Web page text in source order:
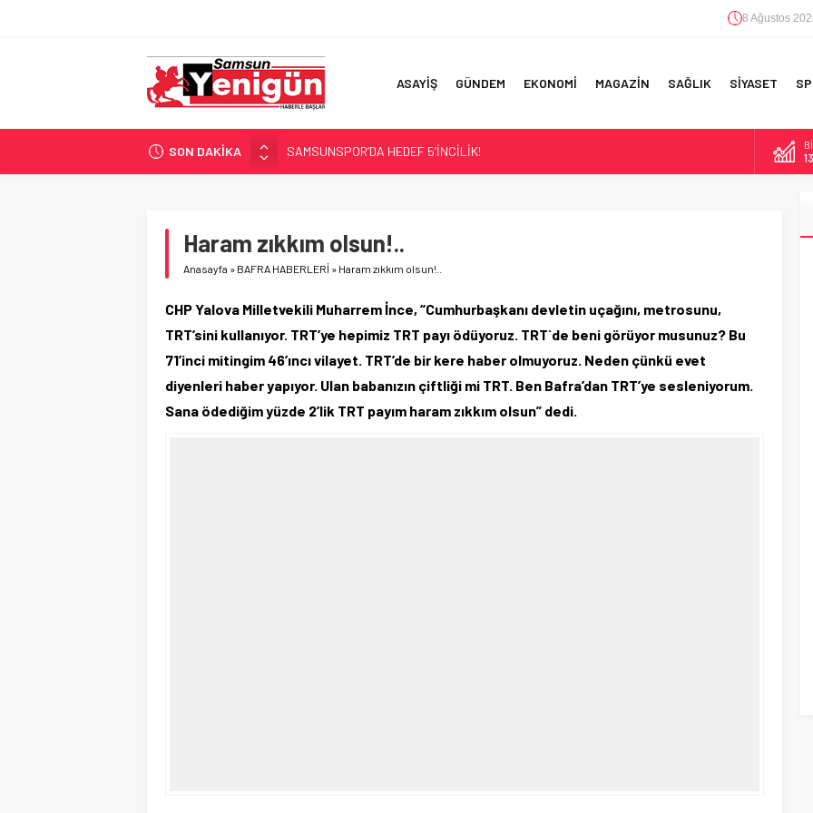
8 Ağustos
ASAYİŞ GÜNDEM EKONOMİ MAGAZİN SAĞLIK SİYASET
SON DAKİKA
SAMSUNSPOR’DA HEDEF 5’İNCİLİK!
‘BAFRA’YA YATIRIM YAPIN!’
YÖNETİCİ SEÇERKEN YAPILAN EN BÜYÜK HATALAR
GERİ SAYIM BAŞLADI
Haram zıkkım olsun!..
Anasayfa » BAFRA HABERLERİ » Haram zıkkım olsun!..
CHP Yalova Milletvekili Muharrem İnce, “Cumhurbaşkanı devletin uçağını, metrosunu,
TRT’sini kullanıyor. TRT’ye hepimiz TRT payı ödüyoruz. TRT`de beni görüyor musunuz? Bu
71’inci mitingim 46’ıncı vilayet. TRT’de bir kere haber olmuyoruz. Neden çünkü evet
diyenleri haber yapıyor. Ulan babanızın çiftliği mi TRT. Ben Bafra’dan TRT’ye sesleniyorum.
Sana ödediğim yüzde 2’lik TRT payım haram zıkkım olsun” dedi.